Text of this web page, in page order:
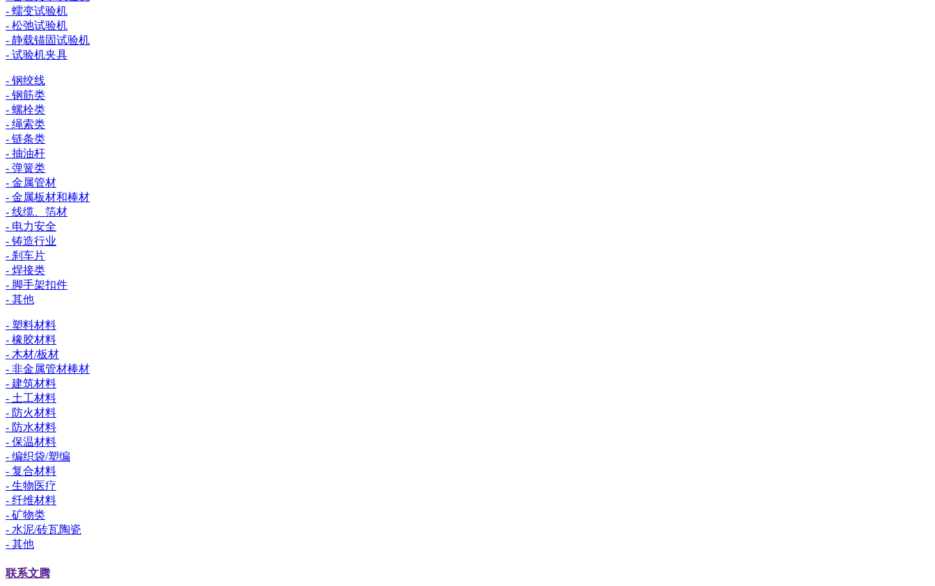
- 蠕变试验机
- 松弛试验机
- 静载锚固试验机
- 试验机夹具
- 钢绞线
- 钢筋类
- 螺栓类
- 绳索类
- 链条类
- 抽油杆
- 弹簧类
- 金属管材
- 金属板材和棒材
- 线缆、箔材
- 电力安全
- 铸造行业
- 刹车片
- 焊接类
- 脚手架扣件
- 其他
- 塑料材料
- 橡胶材料
- 木材/板材
- 非金属管材棒材
- 建筑材料
- 土工材料
- 防火材料
- 防水材料
- 保温材料
- 编织袋/塑编
- 复合材料
- 生物医疗
- 纤维材料
- 矿物类
- 水泥/砖瓦陶瓷
- 其他
联系文腾